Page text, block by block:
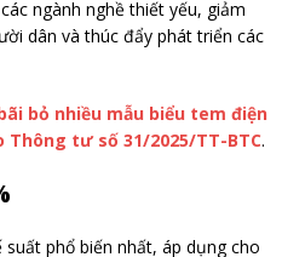
ngành nghề thiết yếu, giảm
dân và thúc đẩy phát triển các
bỏ nhiều mẫu biểu tem điện
tư số 31/2025/TT-BTC.
phổ biến nhất, áp dụng cho